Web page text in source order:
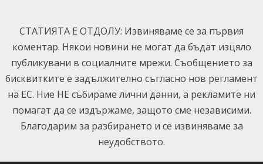
content
СТАТИЯТА Е ОТДОЛУ: Извиняваме се за първия
коментар. Някои новини не могат да бъдат изцяло
публикувани в социалните мрежи. Съобщението за
бисквитките е задължително съгласно нов регламент
на ЕС. Ние НЕ събираме лични данни, а рекламите ни
помагат да се издържаме, защото сме независими.
Благодарим за разбирането и се извиняваме за
неудобството.